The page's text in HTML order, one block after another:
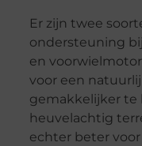
Er zijn twee
ondersteuning
en
voor een
gemakkelijker te
heuvelachtig
echter beter